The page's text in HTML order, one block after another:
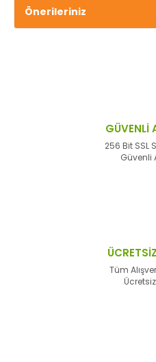
Önerileriniz
GÜVENLİ
256 Bit SSL
Güvenli
Tüm